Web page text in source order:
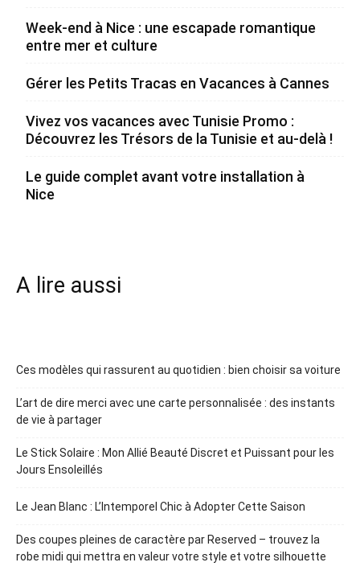
Week-end à Nice : une escapade romantique
entre mer et culture
Gérer les Petits Tracas en Vacances à Cannes
Vivez vos vacances avec Tunisie Promo :
Découvrez les Trésors de la Tunisie et au-delà !
Le guide complet avant votre installation à
Nice
A lire aussi
Ces modèles qui rassurent au quotidien : bien choisir sa voiture
L’art de dire merci avec une carte personnalisée : des instants
de vie à partager
Le Stick Solaire : Mon Allié Beauté Discret et Puissant pour les
Jours Ensoleillés
Le Jean Blanc : L’Intemporel Chic à Adopter Cette Saison
Des coupes pleines de caractère par Reserved – trouvez la
robe midi qui mettra en valeur votre style et votre silhouette